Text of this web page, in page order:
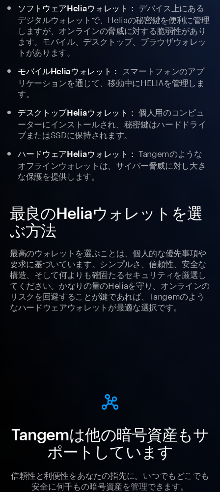
ソフトウェアHeliaウォレット： デバイス上にある
デジタルウォレットで、Heliaの秘密鍵を便利に管理
しますが、オンラインの脅威に対する脆弱性があり
ます。モバイル、デスクトップ、ブラウザウォレッ
トがあります。
モバイルHeliaウォレット：
スマートフォンのアプ
リケーションを通じて、移動中にHELIAを管理しま
す。
デスクトップHeliaウォレット： 個人用のコンピュ
ーターにインストールされ、秘密鍵はハードドライ
ブまたはSSDに保持されます。
ハードウェアHeliaウォレット： Tangemのような
オフラインウォレットは、サイバー脅威に対し大き
な保護を提供します。
最良のHeliaウォレットを選
ぶ方法
最高のウォレットを選ぶことは、個人的な優先事項や
要求に基づいています。シンプルさ、信頼性、安全な
構造、そして何よりも確固たるセキュリティを厳選し
てください。かなりの量のHeliaを守り、オンラインの
リスクを回避することが鍵であれば、Tangemのよう
なハードウェアウォレットが最適な選択です。
Tangemは他の暗号資産もサ
ポートしています
信頼性と利便性をあなたの指先に。いつでもどこでも
安全に何千もの暗号資産を管理できます。